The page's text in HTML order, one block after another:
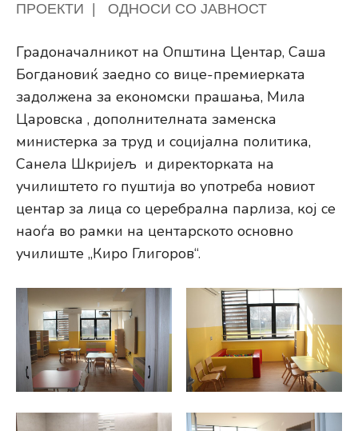
ПРОЕКТИ
ОДНОСИ СО ЈАВНОСТ
Градоначалникот на Општина Центар, Саша
Богдановиќ заедно со вице-премиерката
задолжена за економски прашања, Мила
Царовска , дополнителната заменска
министерка за труд и социјална политика,
Санела Шкријељ и директорката на
училиштето го пуштија во употреба новиот
центар за лица со церебрална парлиза, кој се
наоѓа во рамки на центарското основно
училиште „Киро Глигоров“.